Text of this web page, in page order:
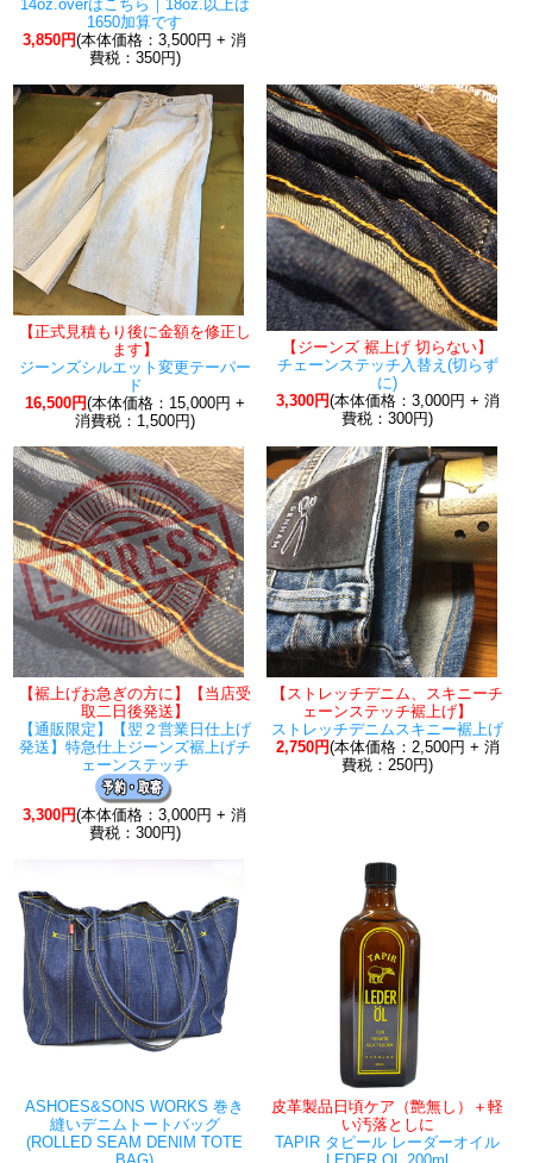
14oz.overはこちら｜18oz.以上は
1650加算です
3,850円(本体価格：3,500円 + 消
費税：350円)
【正式見積もり後に金額を修正し
ます】
ジーンズシルエット変更テーパー
ド
16,500円(本体価格：15,000円 +
消費税：1,500円)
【ジーンズ 裾上げ 切らない】
チェーンステッチ入替え(切らず
に)
3,300円(本体価格：3,000円 + 消
費税：300円)
【裾上げお急ぎの方に】【当店受
取二日後発送】
【通販限定】【翌２営業日仕上げ
発送】特急仕上ジーンズ裾上げチ
ェーンステッチ
3,300円(本体価格：3,000円 + 消
費税：300円)
【ストレッチデニム、スキニーチ
ェーンステッチ裾上げ】
ストレッチデニムスキニー裾上げ
2,750円(本体価格：2,500円 + 消
費税：250円)
ASHOES&SONS WORKS 巻き
縫いデニムトートバッグ
(ROLLED SEAM DENIM TOTE
皮革製品日頃ケア（艶無し）＋軽
い汚落としに
TAPIR タピール レーダーオイル